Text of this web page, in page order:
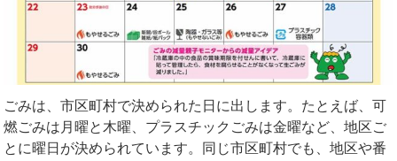
ごみは、市区町村で決められた日に出します。たとえば、可
燃ごみは月曜と木曜、プラスチックごみは金曜など、地区ご
とに曜日が決められています。同じ市区町村でも、地区や番